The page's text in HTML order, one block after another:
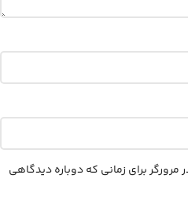
برای زمانی که دوباره دیدگاهی